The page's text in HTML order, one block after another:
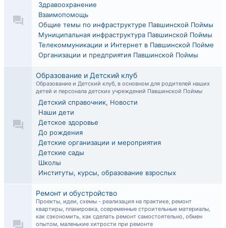
Здравоохранение
Взаимопомощь
Общие темы по инфраструктуре Павшинской Поймы
Муниципальная инфраструктура Павшинской Поймы
Телекоммуникации и Интернет в Павшинской Пойме
Организации и предприятия Павшинской Поймы
Образование и Детский клуб
Образование и Детский клуб, в основном для родителей наших
детей и персонала детских учреждений Павшинской Поймы
Детский справочник, Новости
Наши дети
Детское здоровье
До рождения
Детские организации и мероприятия
Детские сады
Школы
Институты, курсы, образование взрослых
Ремонт и обустройство
Проекты, идеи, схемы - реализация на практике, ремонт
квартиры, планировка, современные строительные материалы,
как сэкономить, как сделать ремонт самостоятельно, обмен
опытом, маленькие хитрости при ремонте